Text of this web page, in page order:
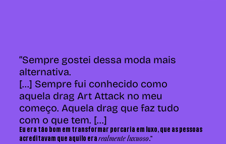
“Sempre gostei dessa moda mais
alternativa.
[...] Sempre fui conhecido como
aquela drag Art Attack no meu
começo. Aquela drag que faz tudo
com o que tem. [...]
Eu era tão bom em transformar porcaria em luxo, que as pessoas
acreditavam que aquilo era realmente luxuoso.”